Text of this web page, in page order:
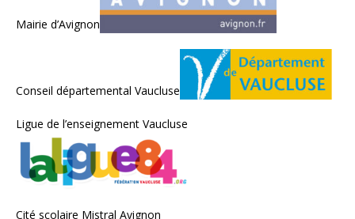
Mairie d’Avignon
Conseil départemental Vaucluse
Ligue de l’enseignement Vaucluse
Cité scolaire Mistral Avignon